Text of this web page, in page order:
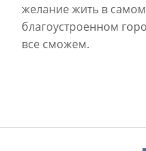
желание жить в
благоустроенном
все сможем.